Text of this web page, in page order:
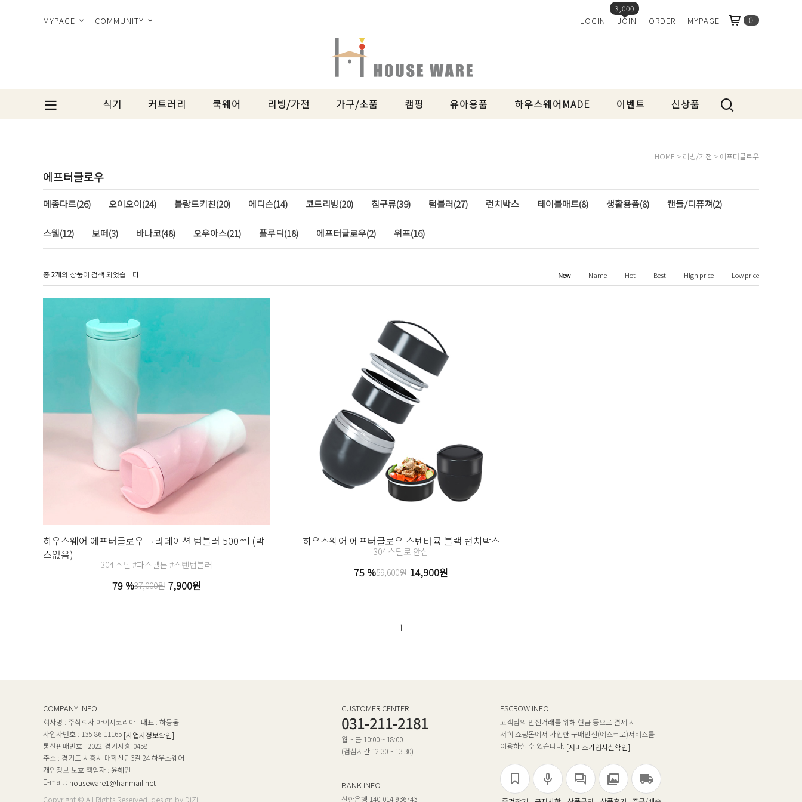
MYPAGE COMMUNITY LOGIN JOIN
3,000
ORDER MYPAGE 0
식기 커트러리 쿡웨어 리빙/가전 가구/소품 캠핑 유아용품 하우스웨어MADE 이벤트 신상품
HOME > 리빙/가전 > 에프터글로우
에프터글로우
메종다르(26) 오이오이(24) 블랑드키친(20) 에디슨(14) 코드리빙(20) 침구류(39) 텀블러(27) 런치박스 테이블매트(8) 생활용품(8) 캔들/디퓨져(2)
스웰(12) 보떼(3) 바나코(48) 오우아스(21) 플루딕(18) 에프터글로우(2) 위프(16)
총2개의 상품이 검색 되었습니다. New Name Hot Best High price Low price
하우스웨어 에프터글로우 그라데이션 텀블러 500ml (박
스없음)
304 스틸 #파스텔톤 #스텐텀블러
79 %37,000원 7,900원
하우스웨어 에프터글로우 스텐바큠 블랙 런치박스
304 스틸로 안심
75 %59,600원 14,900원
1
COMPANY INFO
회사명 : 주식회사 아이지코리아 대표 : 하동웅
사업자번호 : 135-86-11165 [사업자정보확인]
통신판매번호 : 2022-경기시흥-0458
주소 : 경기도 시흥시 매화산단3길 24 하우스웨어
개인정보 보호 책임자 : 윤해인
E-mail : houseware1@hanmail.net
Copyright © All Rights Reserved. design by DiZi
CUSTOMER CENTER
031-211-2181
월 ~ 금 10:00 ~ 18:00
(점심시간 12:30 ~ 13:30)
BANK INFO
신한은행 140-014-936743
ESCROW INFO
고객님의 안전거래를 위해 현금 등으로 결제 시
저희 쇼핑몰에서 가입한 구매안전(에스크로)서비스를
이용하실 수 있습니다. [서비스가입사실확인]